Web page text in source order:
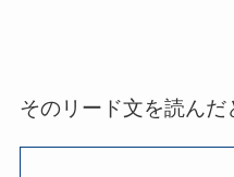
そのリード文を読んだ